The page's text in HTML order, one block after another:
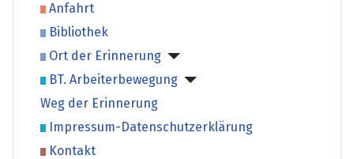
Anfahrt
Bibliothek
Ort der Erinnerung
BT. Arbeiterbewegung
Weg der Erinnerung
Impressum-Datenschutzerklärung
Kontakt